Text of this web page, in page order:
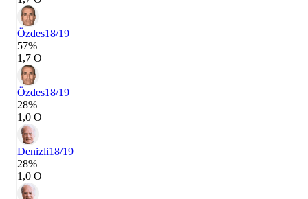
Özdes18/19
57%
1,7 О
Özdes18/19
28%
1,0 О
Denizli18/19
28%
1,0 О